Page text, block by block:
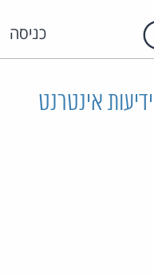
כניסה
פלוני נ' ידיעות אינטרנט